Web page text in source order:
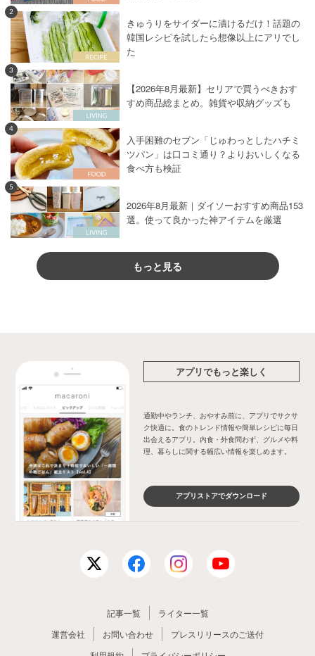
2
きゅうりをサイダーに漬けるだけ！話題の
韓国レシピを試したら想像以上にアリでし
た
3
【2026年8月最新】セリアで買うべきおす
すめ商品総まとめ。雑貨や収納グッズも
4
入手困難のセブン「じゅわっとしたハチミ
ツパン」は口コミ通り？よりおいしくなる
食べ方も検証
5
2026年8月最新｜ダイソーおすすめ商品153
選。使って良かった神アイテムを厳選
もっと見る
アプリでもっと楽しく
通勤中やランチ、おやすみ前に、アプリでサクサ
ク快適に。食のトレンド情報や簡単レシピに毎日
出会えるアプリ。内食・外食問わず、グルメや料
理、暮らしに関する幅広い情報を楽しめます。
アプリストアでダウンロード
記事一覧
ライター一覧
運営会社
お問い合わせ
プレスリリースのご送付